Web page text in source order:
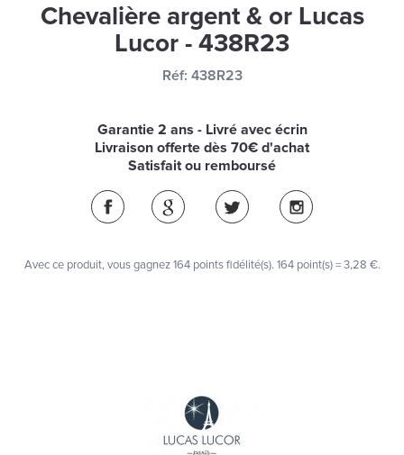
Chevalière argent & or Lucas
Lucor - 438R23
Réf: 438R23
Garantie 2 ans - Livré avec écrin
Livraison offerte dès 70€ d'achat
Satisfait ou remboursé
Avec ce produit, vous gagnez164points fidélité(s). 164 point(s) =3,28 €.